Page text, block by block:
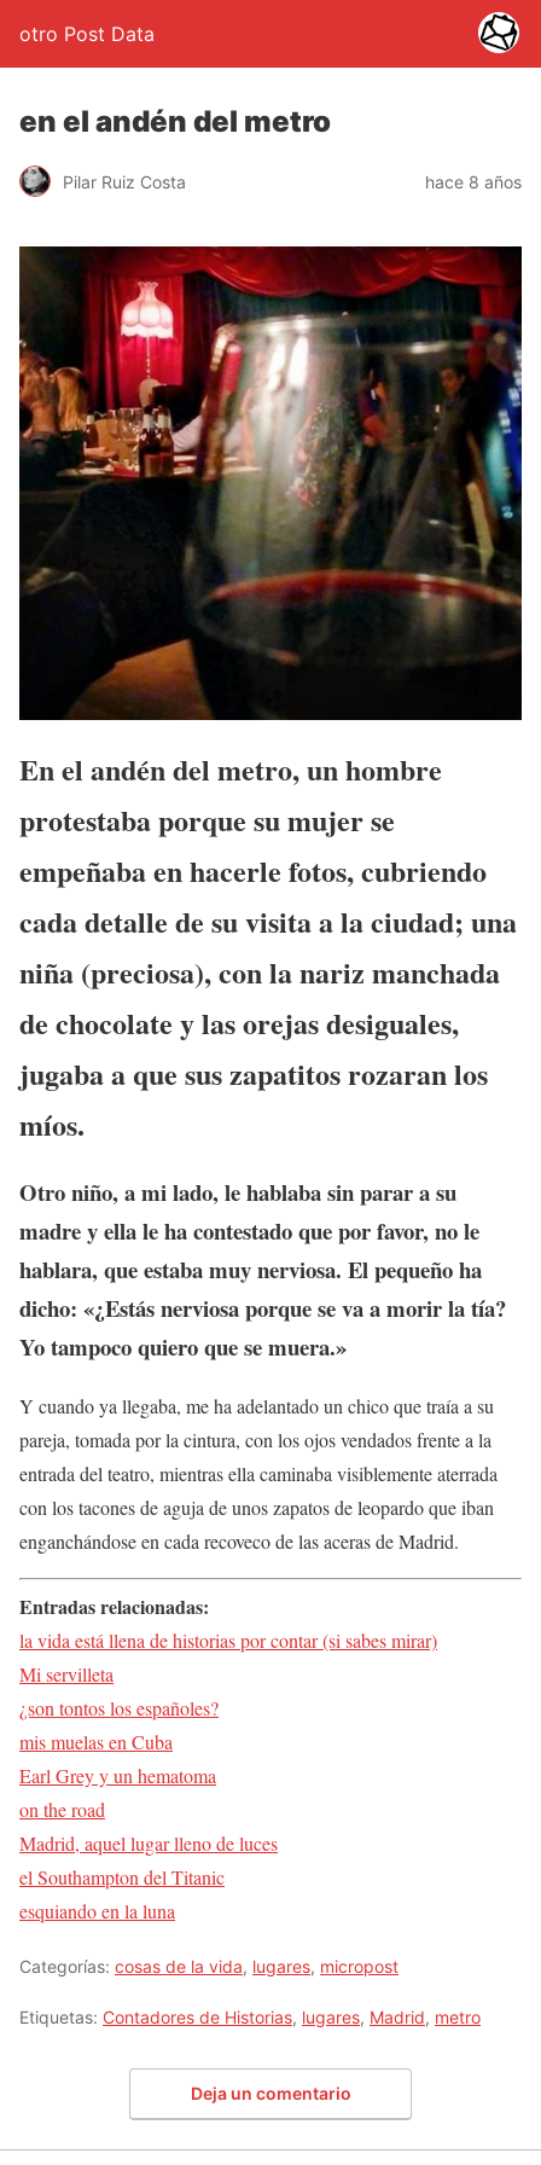
otro Post Data
en el andén del metro
Pilar Ruiz Costa hace 8 años
En el andén del metro, un hombre
protestaba porque su mujer se
empeñaba en hacerle fotos, cubriendo
cada detalle de su visita a la ciudad; una
niña (preciosa), con la nariz manchada
de chocolate y las orejas desiguales,
jugaba a que sus zapatitos rozaran los
míos.
Otro niño, a mi lado, le hablaba sin parar a su
madre y ella le ha contestado que por favor, no le
hablara, que estaba muy nerviosa. El pequeño ha
dicho: «¿Estás nerviosa porque se va a morir la tía?
Yo tampoco quiero que se muera.»
Y cuando ya llegaba, me ha adelantado un chico que traía a su
pareja, tomada por la cintura, con los ojos vendados frente a la
entrada del teatro, mientras ella caminaba visiblemente aterrada
con los tacones de aguja de unos zapatos de leopardo que iban
enganchándose en cada recoveco de las aceras de Madrid.
Entradas relacionadas:
la vida está llena de historias por contar (si sabes mirar)
Mi servilleta
¿son tontos los españoles?
mis muelas en Cuba
Earl Grey y un hematoma
on the road
Madrid, aquel lugar lleno de luces
el Southampton del Titanic
esquiando en la luna
Categorías: cosas de la vida, lugares, micropost
Etiquetas: Contadores de Historias, lugares, Madrid, metro
Deja un comentario